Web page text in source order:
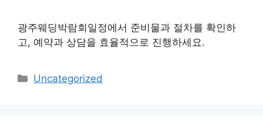
광주웨딩박람회일정에서 준비물과 절차를 확인하
고, 예약과 상담을 효율적으로 진행하세요.
카
Uncategorized